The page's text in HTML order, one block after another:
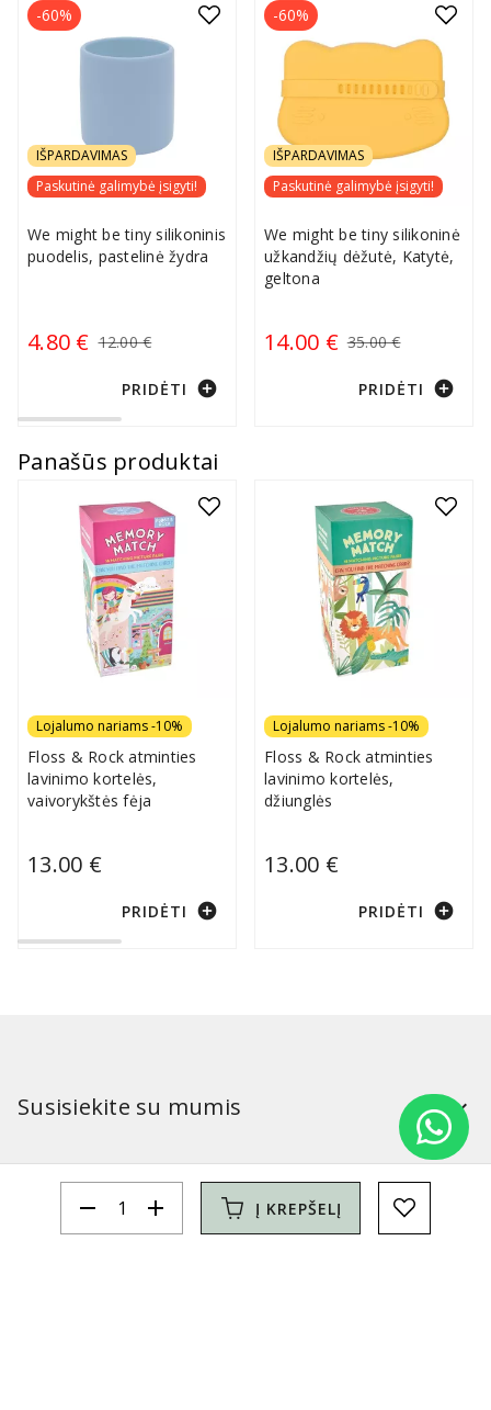
remove add Į KREPŠELĮ
IŠPARDAVIMAS
Paskutinė galimybė įsigyti!
We might be tiny silikoninis
puodelis, pastelinė žydra
4.80 € 12.00 €
-60%
PRIDĖTI add_circle
IŠPARDAVIMAS
Paskutinė galimybė įsigyti!
We might be tiny silikoninė
užkandžių dėžutė, Katytė,
geltona
14.00 € 35.00 €
-60%
PRIDĖTI add_circle
Panašūs produktai
Lojalumo nariams -10%
Floss & Rock atminties
lavinimo kortelės,
vaivorykštės fėja
13.00 €
PRIDĖTI add_circle
Lojalumo nariams -10%
Floss & Rock atminties
lavinimo kortelės,
džiunglės
13.00 €
PRIDĖTI add_circle
Susisiekite su mumis
Mūsų parduotuvės: